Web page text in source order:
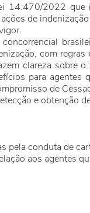
14.470/2022 que
de
com
clareza sobre
para
de
e obtenção
pela conduta de
aos agentes